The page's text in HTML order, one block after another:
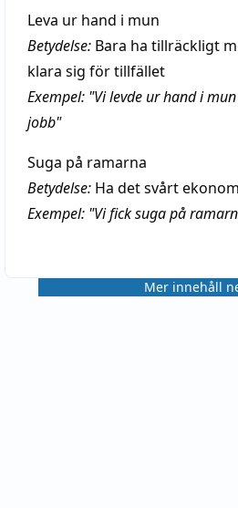
Leva ur hand i mun
Betydelse: Bara ha tillräckligt
klara sig för tillfället
Exempel: "Vi levde ur hand i
jobb"
Suga på ramarna
Betydelse: Ha det svårt
Exempel: "Vi fick suga på
Mer innehåll